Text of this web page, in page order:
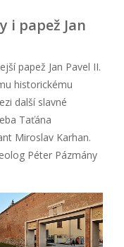
i papež Jan
papež Jan Pavel II.
historickému
další slavné
Taťána
Miroslav Karhan.
Péter Pázmány